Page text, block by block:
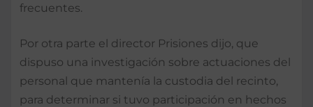
frecuentes.
Por otra parte el director Prisiones di­jo, que
dispuso una inves­tigación sobre actuaciones del
personal que mante­nía la custodia del recin­to,
para determinar si tu­vo participación en hechos